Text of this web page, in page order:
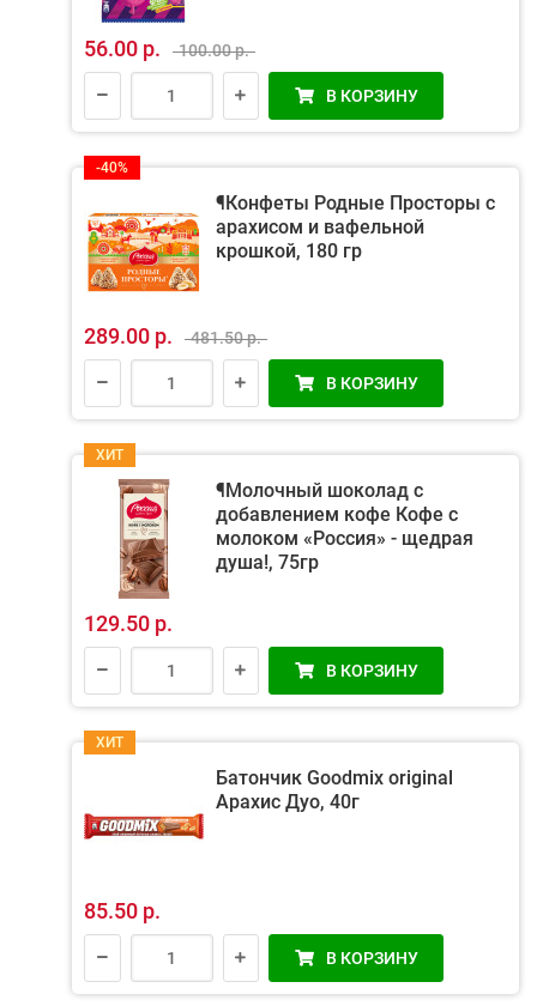
56.00 р. 100.00 р.
В КОРЗИНУ
-40%
¶Конфеты Родные Просторы с
арахисом и вафельной
крошкой, 180 гр
289.00 р. 481.50 р.
В КОРЗИНУ
ХИТ
¶Молочный шоколад с
добавлением кофе Кофе с
молоком «Россия» - щедрая
душа!, 75гр
129.50 р.
В КОРЗИНУ
ХИТ
Батончик Goodmix original
Арахис Дуо, 40г
85.50 р.
В КОРЗИНУ